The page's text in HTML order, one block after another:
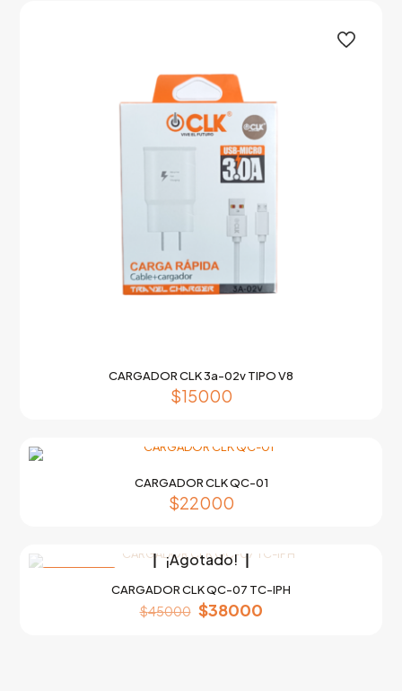
CARGADOR CLK 3a-02v TIPO V8
$15000
CARGADOR CLK QC-01
$22000
¡Agotado!
CARGADOR CLK QC-07 TC-IPH
$45000 Original
$38000Current